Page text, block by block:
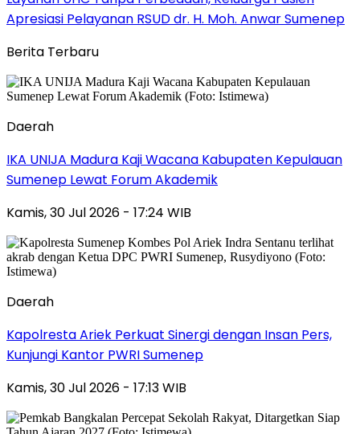
Apresiasi Pelayanan RSUD dr. H. Moh. Anwar Sumenep
Berita Terbaru
Daerah
IKA UNIJA Madura Kaji Wacana Kabupaten Kepulauan
Sumenep Lewat Forum Akademik
Kamis, 30 Jul 2026 - 17:24 WIB
Daerah
Kapolresta Ariek Perkuat Sinergi dengan Insan Pers,
Kunjungi Kantor PWRI Sumenep
Kamis, 30 Jul 2026 - 17:13 WIB